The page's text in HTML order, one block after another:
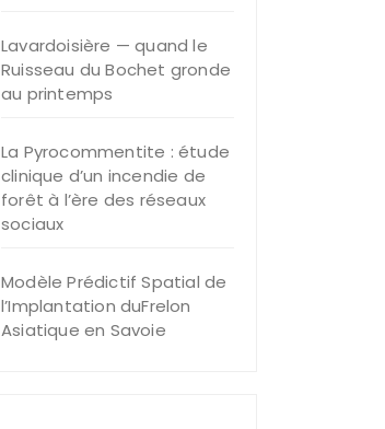
Lavardoisière — quand le
Ruisseau du Bochet gronde
au printemps
La Pyrocommentite : étude
clinique d’un incendie de
forêt à l’ère des réseaux
sociaux
Modèle Prédictif Spatial de
l’Implantation duFrelon
Asiatique en Savoie